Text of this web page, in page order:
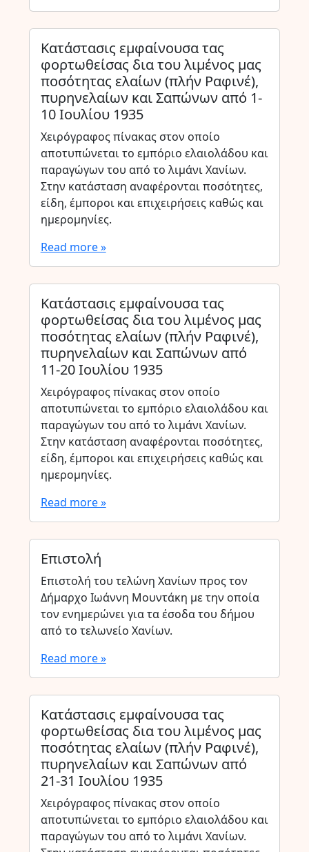
Κατάστασις εμφαίνουσα τας
φορτωθείσας δια του λιμένος μας
ποσότητας ελαίων (πλήν Ραφινέ),
πυρηνελαίων και Σαπώνων από 1-
10 Ιουλίου 1935
Χειρόγραφος πίνακας στον οποίο
αποτυπώνεται το εμπόριο ελαιολάδου και
παραγώγων του από το λιμάνι Χανίων.
Στην κατάσταση αναφέρονται ποσότητες,
είδη, έμποροι και επιχειρήσεις καθώς και
ημερομηνίες.
Read more »
Κατάστασις εμφαίνουσα τας
φορτωθείσας δια του λιμένος μας
ποσότητας ελαίων (πλήν Ραφινέ),
πυρηνελαίων και Σαπώνων από
11-20 Ιουλίου 1935
Χειρόγραφος πίνακας στον οποίο
αποτυπώνεται το εμπόριο ελαιολάδου και
παραγώγων του από το λιμάνι Χανίων.
Στην κατάσταση αναφέρονται ποσότητες,
είδη, έμποροι και επιχειρήσεις καθώς και
ημερομηνίες.
Read more »
Επιστολή
Επιστολή του τελώνη Χανίων προς τον
Δήμαρχο Ιωάννη Μουντάκη με την οποία
τον ενημερώνει για τα έσοδα του δήμου
από το τελωνείο Χανίων.
Read more »
Κατάστασις εμφαίνουσα τας
φορτωθείσας δια του λιμένος μας
ποσότητας ελαίων (πλήν Ραφινέ),
πυρηνελαίων και Σαπώνων από
21-31 Ιουλίου 1935
Χειρόγραφος πίνακας στον οποίο
αποτυπώνεται το εμπόριο ελαιολάδου και
παραγώγων του από το λιμάνι Χανίων.